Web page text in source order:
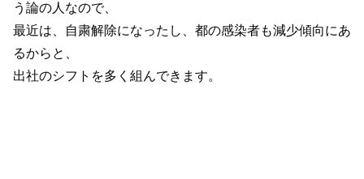
う論の人なので、
最近は、自粛解除になったし、都の感染者も減少傾向にあ
るからと、
出社のシフトを多く組んできます。